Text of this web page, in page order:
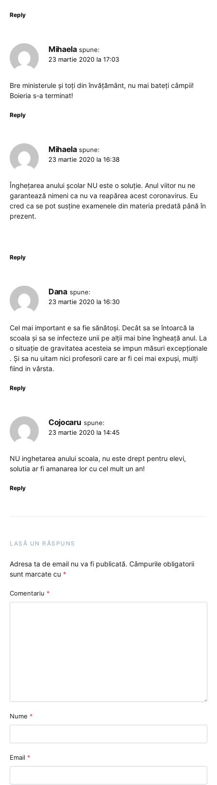
Reply
Mihaela spune:
23 martie 2020 la 17:03
Bre ministerule și toți din învățământ, nu mai bateți câmpii!
Boieria s-a terminat!
Reply
Mihaela spune:
23 martie 2020 la 16:38
Înghețarea anului școlar NU este o soluție. Anul viitor nu ne
garantează nimeni ca nu va reapărea acest coronavirus. Eu
cred ca se pot susține examenele din materia predată până în
prezent.
Reply
Dana spune:
23 martie 2020 la 16:30
Cel mai important e sa fie sănătoși. Decât sa se întoarcă la
scoala și sa se infecteze unii pe alții mai bine îngheață anul. La
o situație de gravitatea acesteia se impun măsuri excepționale
. Și sa nu uitam nici profesorii care ar fi cei mai expuși, mulți
fiind in vârsta.
Reply
Cojocaru spune:
23 martie 2020 la 14:45
NU inghetarea anului scoala, nu este drept pentru elevi,
solutia ar fi amanarea lor cu cel mult un an!
Reply
LASĂ UN RĂSPUNS
Adresa ta de email nu va fi publicată. Câmpurile obligatorii
sunt marcate cu *
Comentariu *
Nume *
Email *